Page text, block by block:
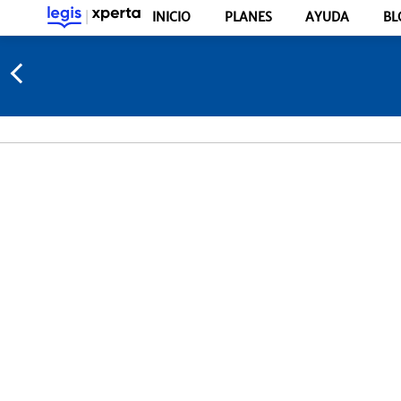
INICIO PLANES AYUDA